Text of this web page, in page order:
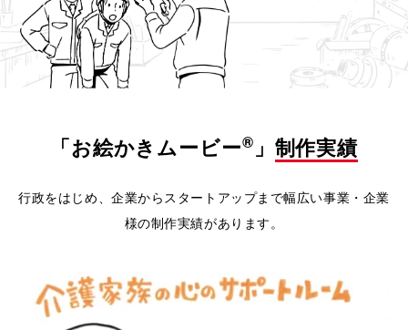
「お絵かきムービー® 」 制作実績
行政をはじめ、企業からスタートアップまで幅広い事業・企業
様の制作実績があります。